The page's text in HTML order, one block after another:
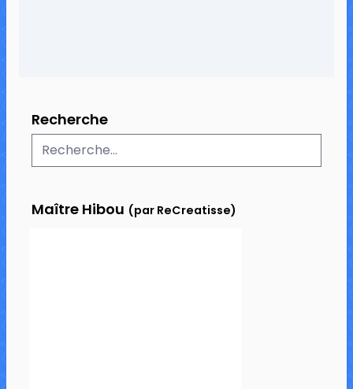
Recherche
Maître Hibou (par ReCreatisse)